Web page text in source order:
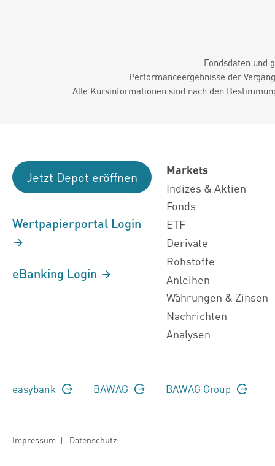
Fondsdaten und
Performanceergebnisse der
Alle Kursinformationen sind nach den
Jetzt Depot eröffnen
Wertpapierportal Login
eBanking Login
Markets
Indizes & Aktien
Fonds
ETF
Derivate
Rohstoffe
Anleihen
Währungen & Zinsen
Nachrichten
Analysen
easybank BAWAG BAWAG Group
Impressum | Datenschutz